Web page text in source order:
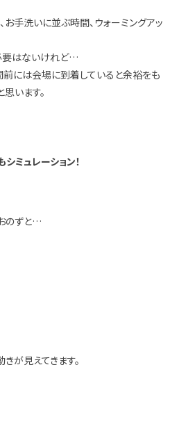
手洗いに並ぶ時間、ウォーミングアッ
要はないけれど…
には会場に到着していると余裕をも
います。
ミュレーション！
のずと…
が見えてきます。